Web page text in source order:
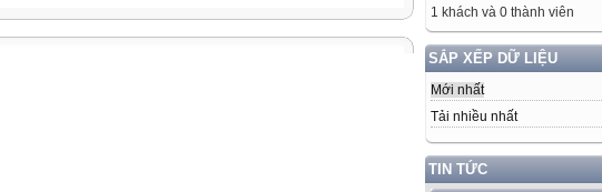
1 khách và 0 thành viên
SẮP XẾP DỮ LIỆU
Mới nhất
Tải nhiều nhất
TIN TỨC